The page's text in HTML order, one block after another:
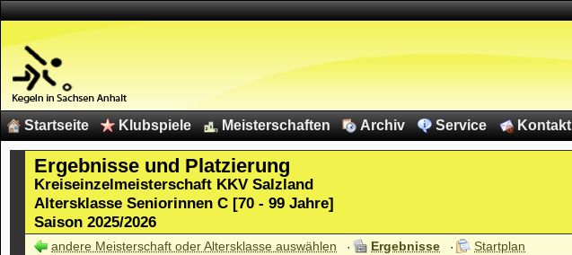
Startseite Klubspiele Meisterschaften Archiv Service Kontakt
Ergebnisse und Platzierung
Kreiseinzelmeisterschaft KKV Salzland
Altersklasse Seniorinnen C [70 - 99 Jahre]
Saison 2025/2026
andere Meisterschaft oder Altersklasse auswählen Ergebnisse Startplan